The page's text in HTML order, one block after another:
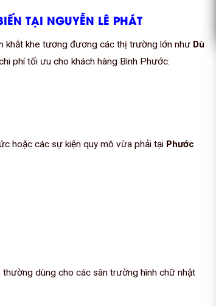
TẠI NGUYỄN LÊ PHÁT
khắt khe tương đương các thị trường lớn như Dù
phí tối ưu cho khách hàng Bình Phước:
hoặc các sự kiện quy mô vừa phải tại Phước
dùng cho các sân trường hình chữ nhật